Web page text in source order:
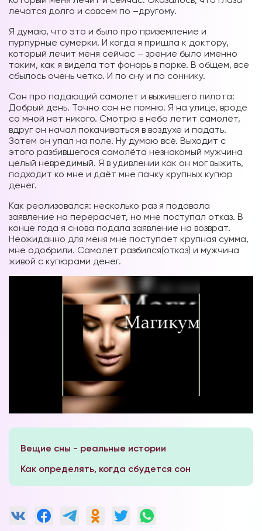
лечатся долго и совсем по –другому.
Я думаю, что это и было про приземление и
пурпурные сумерки. И когда я пришла к доктору,
который лечит меня сейчас – зрение было именно
таким, как я видела тот фонарь в парке. В общем, все
сбылось очень четко. И по сну и по соннику.
Сон про падающий самолет и выжившего пилота:
Добрый день. Точно сон не помню. Я на улице, вроде
со мной нет никого. Смотрю в небо летит самолёт,
вдруг он начал покачиваться в воздухе и падать.
Затем он упал на поле. Ну думаю всё. Выходит с
этого разбившегося самолёта незнакомый мужчина
целый невредимый. Я в удивлении как он мог выжить,
подходит ко мне и даёт мне пачку крупных купюр
денег.
Как реализовался: несколько раз я подавала
заявление на перерасчет, но мне поступал отказ. В
конце года я снова подала заявление на возврат.
Неожиданно для меня мне поступает крупная сумма,
мне одобрили. Самолет разбился(отказ) и мужчина
живой с купюрами денег.
Вещие сны - реальные истории
Как определять, когда сбудется сон